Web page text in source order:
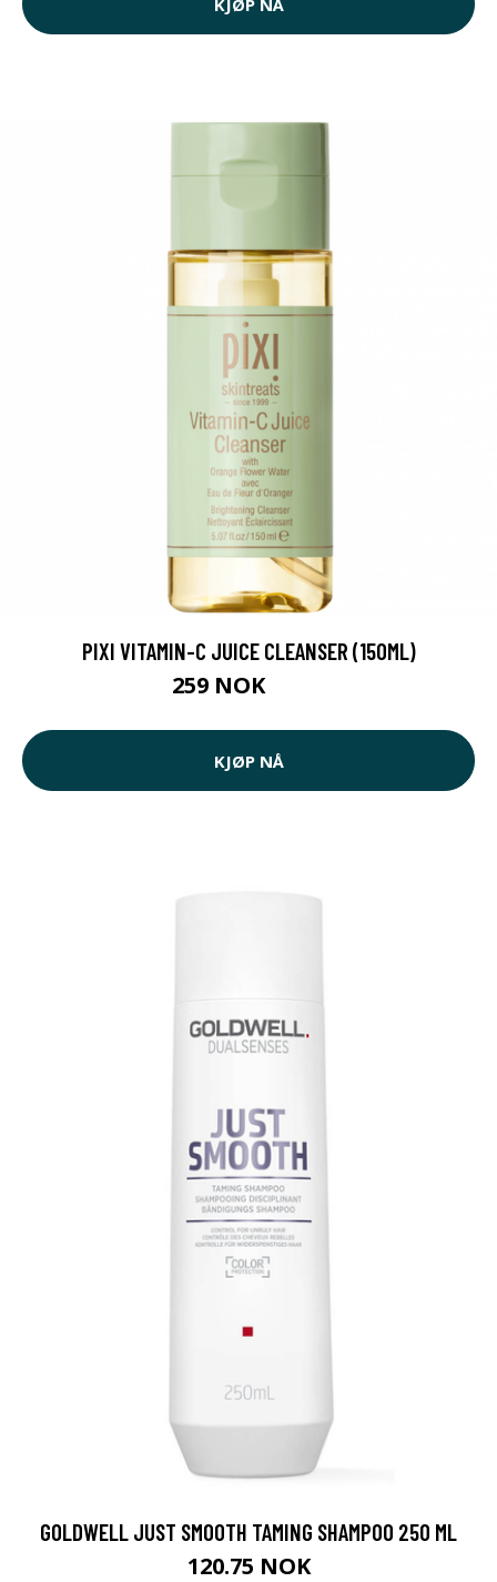
PIXI VITAMIN-C JUICE CLEANSER (150ML)
259 NOK
KJØP NÅ
GOLDWELL JUST SMOOTH TAMING SHAMPOO 250 ML
120.75 NOK